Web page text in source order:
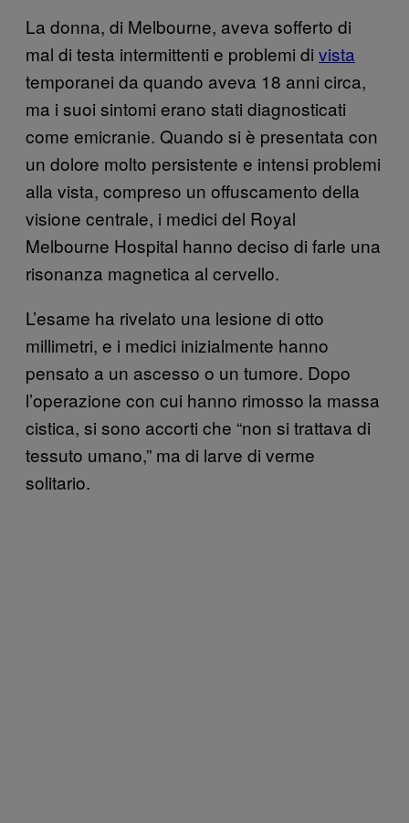
La donna, di Melbourne, aveva sofferto di
mal di testa intermittenti e problemi di vista
temporanei da quando aveva 18 anni circa,
ma i suoi sintomi erano stati diagnosticati
come emicranie. Quando si è presentata con
un dolore molto persistente e intensi problemi
alla vista, compreso un offuscamento della
visione centrale, i medici del Royal
Melbourne Hospital hanno deciso di farle una
risonanza magnetica al cervello.
L’esame ha rivelato una lesione di otto
millimetri, e i medici inizialmente hanno
pensato a un ascesso o un tumore. Dopo
l’operazione con cui hanno rimosso la massa
cistica, si sono accorti che “non si trattava di
tessuto umano,” ma di larve di verme
solitario.